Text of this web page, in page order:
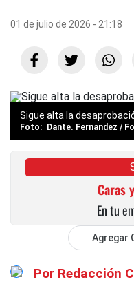
01 de julio de 2026 - 21:18
Sigue alta la
Dante. Fernandez /
Caras
En tu
Agregar
Por Redacción